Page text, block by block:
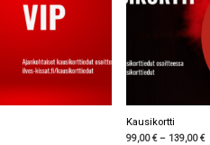
Kausikortti
99,00€– 139,00€